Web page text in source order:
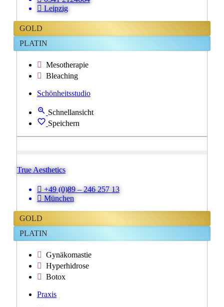
Leipzig
GOLD
PLATIN
Mesotherapie
Bleaching
Schönheitsstudio
Schnellansicht
Speichern
True Aesthetics
+49 (0)89 – 246 257 13
München
GOLD
PLATIN
Gynäkomastie
Hyperhidrose
Botox
Praxis